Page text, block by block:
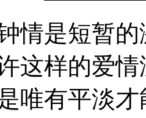
情是短暂
这样的爱
唯有平淡